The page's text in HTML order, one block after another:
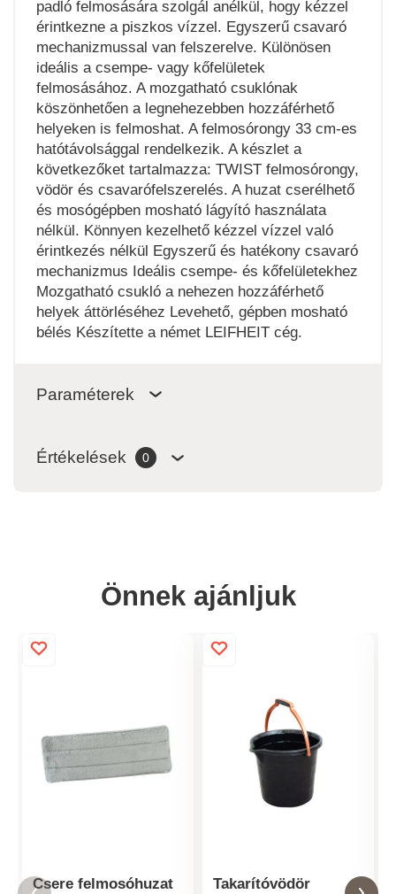
padló felmosására szolgál anélkül, hogy kézzel
érintkezne a piszkos vízzel. Egyszerű csavaró
mechanizmussal van felszerelve. Különösen
ideális a csempe- vagy kőfelületek
felmosásához. A mozgatható csuklónak
köszönhetően a legnehezebben hozzáférhető
helyeken is felmoshat. A felmosórongy 33 cm-es
hatótávolsággal rendelkezik. A készlet a
következőket tartalmazza: TWIST felmosórongy,
vödör és csavarófelszerelés. A huzat cserélhető
és mosógépben mosható lágyító használata
nélkül. Könnyen kezelhető kézzel vízzel való
érintkezés nélkül Egyszerű és hatékony csavaró
mechanizmus Ideális csempe- és kőfelületekhez
Mozgatható csukló a nehezen hozzáférhető
helyek áttörléséhez Levehető, gépben mosható
bélés Készítette a német LEIFHEIT cég.
Paraméterek
Értékelések 0
Önnek ajánljuk
Csere felmosóhuzat Takarítóvödör